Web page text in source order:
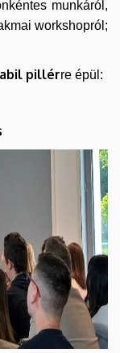
munkáról,
workshopról;
pillérre épül: